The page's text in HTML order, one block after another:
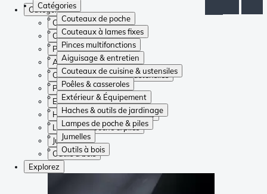
Catégories
Couteaux de poche
Couteaux à lames fixes
Pinces multifonctions
Aiguisage & entretien
Couteaux de cuisine & ustensiles
Poêles & casseroles
Extérieur & Équipement
Haches & outils de jardinage
Lampes de poche & piles
Jumelles
Outils à bois
Catégories
Couteaux de poche
Couteaux à lames fixes
Pinces multifonctions
Aiguisage & entretien
Couteaux de cuisine & ustensiles
Poêles & casseroles
Extérieur & Équipement
Haches & outils de jardinage
Lampes de poche & piles
Jumelles
Outils à bois
Explorez